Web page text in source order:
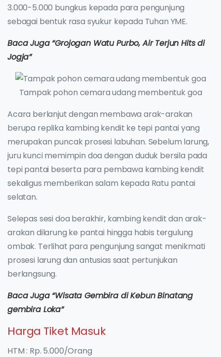
3.000-5.000 bungkus kepada para pengunjung
sebagai bentuk rasa syukur kepada Tuhan YME.
Baca Juga “Grojogan Watu Purbo, Air Terjun Hits di
Jogja”
Tampak pohon cemara udang membentuk goa
Acara berlanjut dengan membawa arak-arakan
berupa replika kambing kendit ke tepi pantai yang
merupakan puncak prosesi labuhan. Sebelum larung,
juru kunci memimpin doa dengan duduk bersila pada
tepi pantai beserta para pembawa kambing kendit
sekaligus memberikan salam kepada Ratu pantai
selatan.
Selepas sesi doa berakhir, kambing kendit dan arak-
arakan dilarung ke pantai hingga habis tergulung
ombak. Terlihat para pengunjung sangat menikmati
prosesi larung dan antusias saat pertunjukan
berlangsung.
Baca Juga “Wisata Gembira di Kebun Binatang
gembira Loka”
Harga Tiket Masuk
HTM : Rp. 5.000/Orang